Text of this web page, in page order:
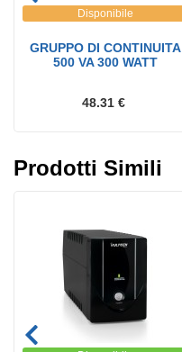
Disponibile
GRUPPO DI CONTINUITA
500 VA 300 WATT
48.31 €
Prodotti Simili